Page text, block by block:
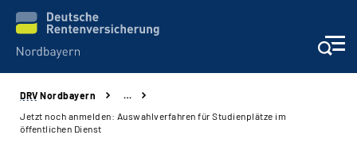
Online-Services
DRV Nordbayern
…
Jetzt noch anmelden: Auswahlverfahren für Studienplätze im
öffentlichen Dienst